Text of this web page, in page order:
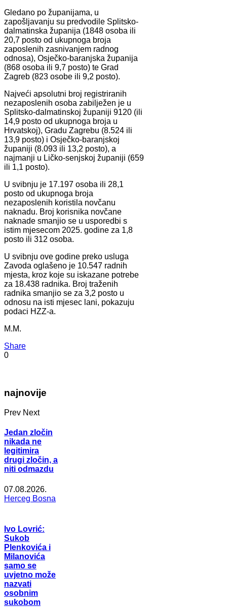
Gledano po županijama, u
zapošljavanju su predvodile Splitsko-
dalmatinska županija (1848 osoba ili
20,7 posto od ukupnoga broja
zaposlenih zasnivanjem radnog
odnosa), Osječko-baranjska županija
(868 osoba ili 9,7 posto) te Grad
Zagreb (823 osobe ili 9,2 posto).
Najveći apsolutni broj registriranih
nezaposlenih osoba zabilježen je u
Splitsko-dalmatinskoj županiji 9120 (ili
14,9 posto od ukupnoga broja u
Hrvatskoj), Gradu Zagrebu (8.524 ili
13,9 posto) i Osječko-baranjskoj
županiji (8.093 ili 13,2 posto), a
najmanji u Ličko-senjskoj županiji (659
ili 1,1 posto).
U svibnju je 17.197 osoba ili 28,1
posto od ukupnoga broja
nezaposlenih koristila novčanu
naknadu. Broj korisnika novčane
naknade smanjio se u usporedbi s
istim mjesecom 2025. godine za 1,8
posto ili 312 osoba.
U svibnju ove godine preko usluga
Zavoda oglašeno je 10.547 radnih
mjesta, kroz koje su iskazane potrebe
za 18.438 radnika. Broj traženih
radnika smanjio se za 3,2 posto u
odnosu na isti mjesec lani, pokazuju
podaci HZZ-a.
M.M.
Share
0
najnovije
Prev Next
Jedan zločin
nikada ne
legitimira
drugi zločin, a
niti odmazdu
07.08.2026.
Herceg Bosna
Ivo Lovrić:
Sukob
Plenkovića i
Milanovića
samo se
uvjetno može
nazvati
osobnim
sukobom